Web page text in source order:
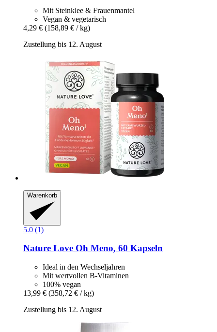
Mit Steinklee & Frauenmantel
Vegan & vegetarisch
4,29 € (158,89 € / kg)
Zustellung bis 12. August
Warenkorb
5.0 (1)
Nature Love Oh Meno, 60 Kapseln
Ideal in den Wechseljahren
Mit wertvollen B-Vitaminen
100% vegan
13,99 € (358,72 € / kg)
Zustellung bis 12. August